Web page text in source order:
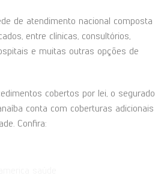
de atendimento nacional composta
entre clínicas, consultórios,
e muitas outras opções de
cobertos por lei, o segurado
conta com coberturas adicionais
Confira: